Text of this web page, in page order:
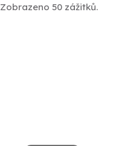
Zobrazeno 50 zážitků.